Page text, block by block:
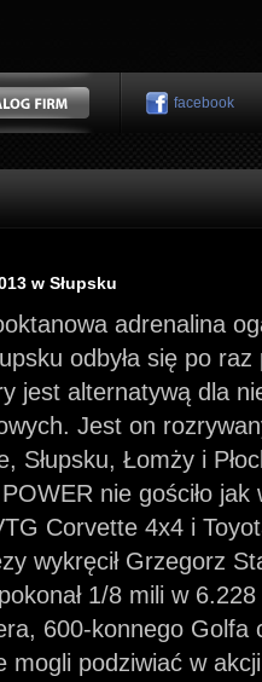
facebook
w Słupsku
adrenalina
odbyła się po
jest alternatywą dla
Jest on
Słupsku, Łomży i
nie gościło jak
Corvette 4x4 i
wykręcił Grzegorz
1/8 mili w
600-konnego Golfa
mogli podziwiać w